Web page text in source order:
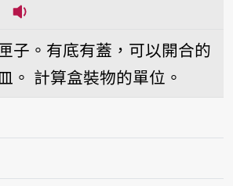
子。有底有蓋，可以開合的
。 計算盒裝物的單位。